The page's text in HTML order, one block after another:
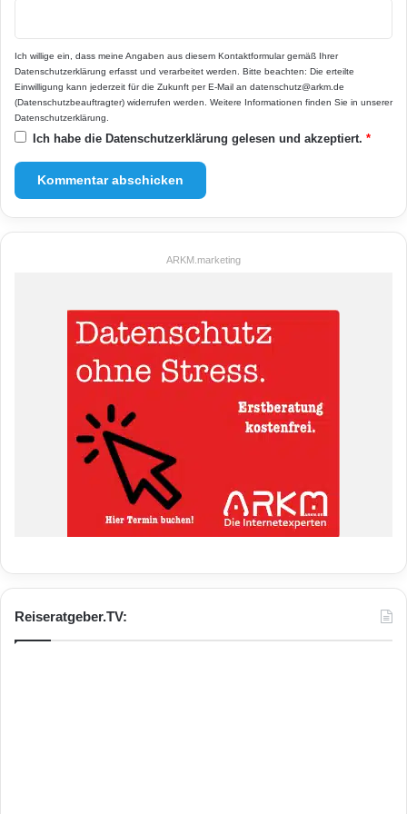
Ich willige ein, dass meine Angaben aus diesem Kontaktformular gemäß Ihrer
Datenschutzerklärung erfasst und verarbeitet werden. Bitte beachten: Die erteilte
Einwilligung kann jederzeit für die Zukunft per E-Mail an datenschutz@arkm.de
(Datenschutzbeauftragter) widerrufen werden. Weitere Informationen finden Sie in unserer
Datenschutzerklärung
Ich habe die Datenschutzerklärung gelesen und akzeptiert. *
ARKM.marketing
Reiseratgeber.TV: